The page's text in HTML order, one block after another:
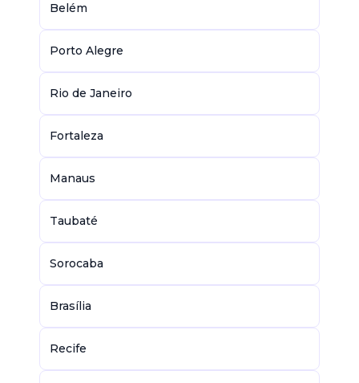
Belém
Porto Alegre
Rio de Janeiro
Fortaleza
Manaus
Taubaté
Sorocaba
Brasília
Recife